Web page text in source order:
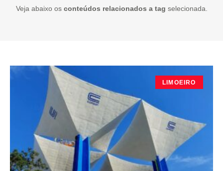
Veja abaixo os conteúdos relacionados a tag selecionada.
LIMOEIRO